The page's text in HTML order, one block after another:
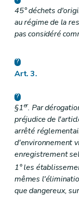
45° déchets
au régime de la
pas considéré
Art. 3.
§1er. Par
préjudice de
arrêté
d'environnement
enregistrement
1° les
mêmes
que dangereux,